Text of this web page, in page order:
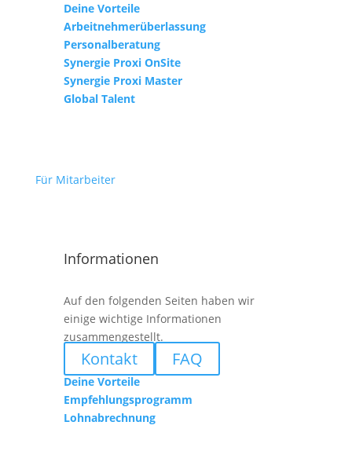
Deine Vorteile
Arbeitnehmerüberlassung
Personalberatung
Synergie Proxi OnSite
Synergie Proxi Master
Global Talent
Für Mitarbeiter
Informationen
Auf den folgenden Seiten haben wir
einige wichtige Informationen
zusammengestellt.
Kontakt FAQ
Deine Vorteile
Empfehlungsprogramm
Lohnabrechnung